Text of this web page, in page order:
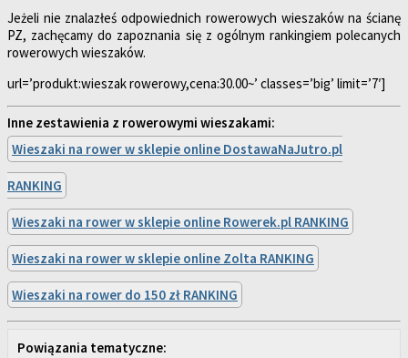
Jeżeli nie znalazłeś odpowiednich rowerowych wieszaków na ścianę
PZ, zachęcamy do zapoznania się z ogólnym rankingiem polecanych
rowerowych wieszaków.
url=’produkt:wieszak rowerowy,cena:30.00~’ classes=’big’ limit=’7′]
Inne zestawienia z rowerowymi wieszakami:
Wieszaki na rower w sklepie online DostawaNaJutro.pl
RANKING
Wieszaki na rower w sklepie online Rowerek.pl RANKING
Wieszaki na rower w sklepie online Zolta RANKING
Wieszaki na rower do 150 zł RANKING
Powiązania tematyczne: